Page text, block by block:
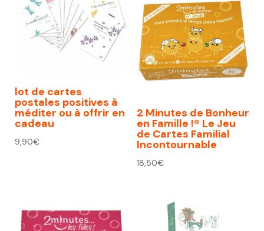
lot de cartes
postales positives à
méditer ou à offrir en
cadeau
9,90€
2 Minutes de Bonheur
en Famille !® Le Jeu
de Cartes Familial
Incontournable
18,50€